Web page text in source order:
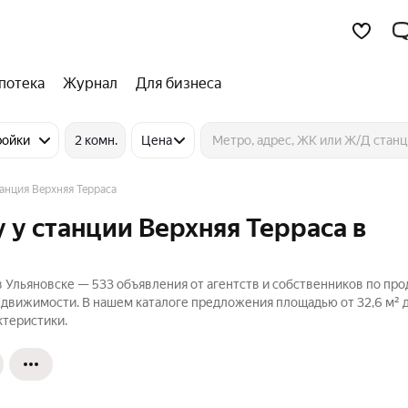
Журнал Для бизнеса
2 комн. Цена
Верхняя Терраса
станции Верхняя Терраса в
— 533 объявления от агентств и собственников по
В нашем каталоге предложения площадью от 32,6 м²